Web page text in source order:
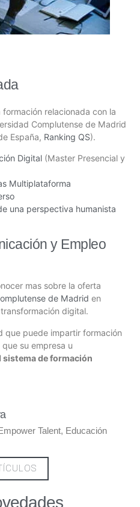
relacionada con la
Complutense de Madrid
España, Ranking QS).
Digital (Master Presencial y
Multiplataforma
una perspectiva humanista
y Empleo
mas sobre la oferta
de Madrid en
digital.
que puede impartir formación
su empresa u
sistema de formación
Talent, Educación